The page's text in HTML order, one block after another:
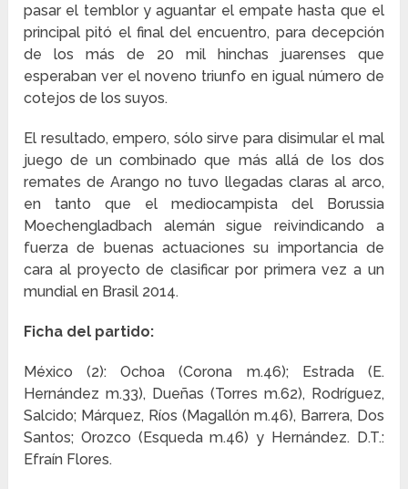
pasar el temblor y aguantar el empate hasta que el
principal pitó el final del encuentro, para decepción
de los más de 20 mil hinchas juarenses que
esperaban ver el noveno triunfo en igual número de
cotejos de los suyos.
El resultado, empero, sólo sirve para disimular el mal
juego de un combinado que más allá de los dos
remates de Arango no tuvo llegadas claras al arco,
en tanto que el mediocampista del Borussia
Moechengladbach alemán sigue reivindicando a
fuerza de buenas actuaciones su importancia de
cara al proyecto de clasificar por primera vez a un
mundial en Brasil 2014.
Ficha del partido:
México (2): Ochoa (Corona m.46); Estrada (E.
Hernández m.33), Dueñas (Torres m.62), Rodríguez,
Salcido; Márquez, Ríos (Magallón m.46), Barrera, Dos
Santos; Orozco (Esqueda m.46) y Hernández. D.T.:
Efraín Flores.